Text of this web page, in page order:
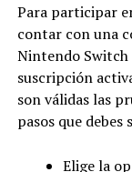
Para participar
contar con una
Nintendo
suscripción
son válidas las
pasos que debes
Elige la